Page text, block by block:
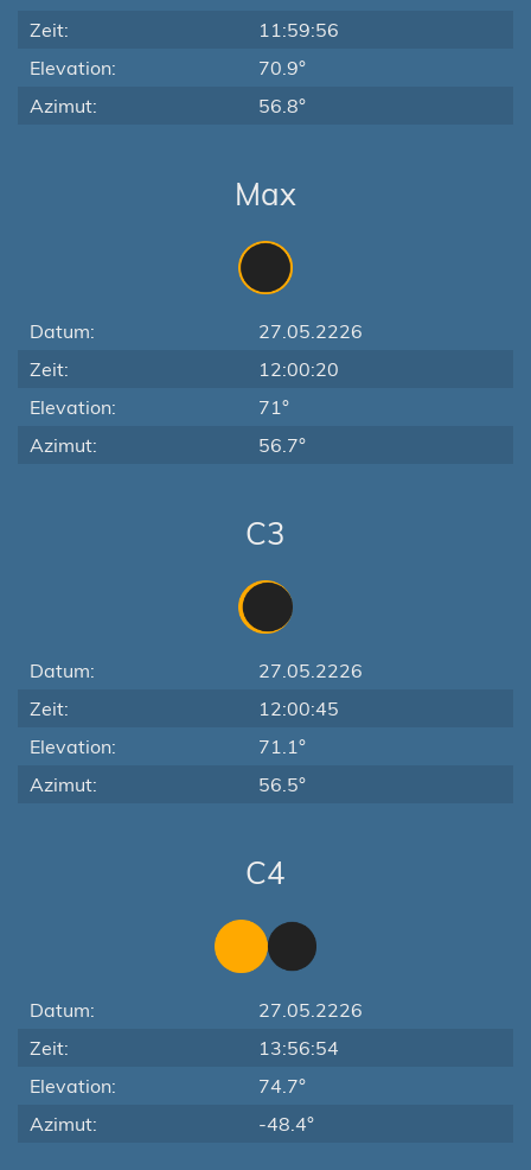
Zeit:
11:59:56
Elevation:
70.9°
Azimut:
56.8°
Max
Datum:
27.05.2226
Zeit:
12:00:20
Elevation:
71°
Azimut:
56.7°
C3
Datum:
27.05.2226
Zeit:
12:00:45
Elevation:
71.1°
Azimut:
56.5°
C4
Datum:
27.05.2226
Zeit:
13:56:54
Elevation:
74.7°
Azimut:
-48.4°